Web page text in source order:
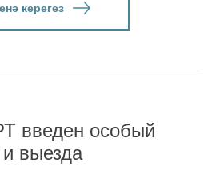
керегез
введен особый
выезда